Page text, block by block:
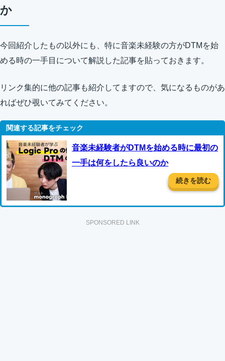
か
今回紹介したもの以外にも、特に音楽未経験の方がDTMを始
める時の一手目について解説した記事を貼っておきます。
リンク集的に他の記事も紹介してますので、気になるものがあ
ればぜひ覗いてみてください。
音楽未経験者がDTMを始める時に最初の
一手は何をしたら良いのか
続きを読む
SPONSORED LINK